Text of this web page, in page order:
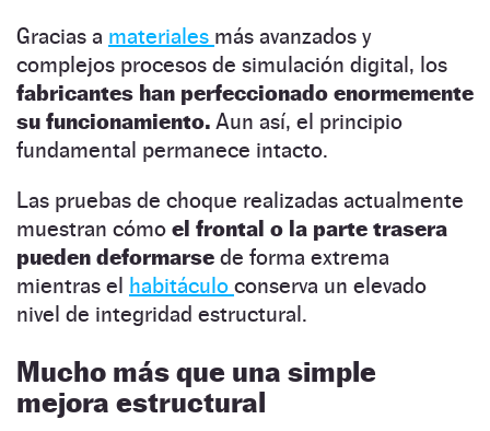
Gracias a materiales más avanzados y
complejos procesos de simulación digital, los
fabricantes han perfeccionado enormemente
su funcionamiento. Aun así, el principio
fundamental permanece intacto.
Las pruebas de choque realizadas actualmente
muestran cómo el frontal o la parte trasera
pueden deformarse de forma extrema
mientras el habitáculo conserva un elevado
nivel de integridad estructural.
Mucho más que una simple
mejora estructural